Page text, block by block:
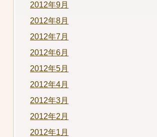
2012年9月
2012年8月
2012年7月
2012年6月
2012年5月
2012年4月
2012年3月
2012年2月
2012年1月